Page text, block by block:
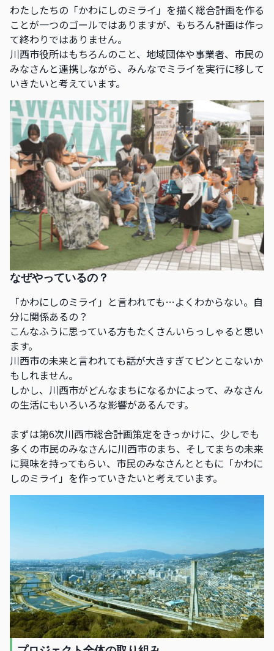
わたしたちの「かわにしのミライ」を描く総合計画を作る
ことが一つのゴールではありますが、もちろん計画は作っ
て終わりではありません。
川西市役所はもちろんのこと、地域団体や事業者、市民の
みなさんと連携しながら、みんなでミライを実行に移して
いきたいと考えています。
なぜやっているの？
「かわにしのミライ」と言われても…よくわからない。自
分に関係あるの？
こんなふうに思っている方もたくさんいらっしゃると思い
ます。
川西市の未来と言われても話が大きすぎてピンとこないか
もしれません。
しかし、川西市がどんなまちになるかによって、みなさん
の生活にもいろいろな影響があるんです。
まずは第6次川西市総合計画策定をきっかけに、少しでも
多くの市民のみなさんに川西市のまち、そしてまちの未来
に興味を持ってもらい、市民のみなさんとともに「かわに
しのミライ」を作っていきたいと考えています。